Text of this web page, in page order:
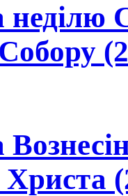
неділю
Христа